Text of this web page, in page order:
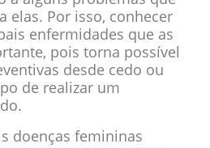
elas. Por isso, conhecer
enfermidades que as
pois torna possível
desde cedo ou
de realizar um
doenças femininas